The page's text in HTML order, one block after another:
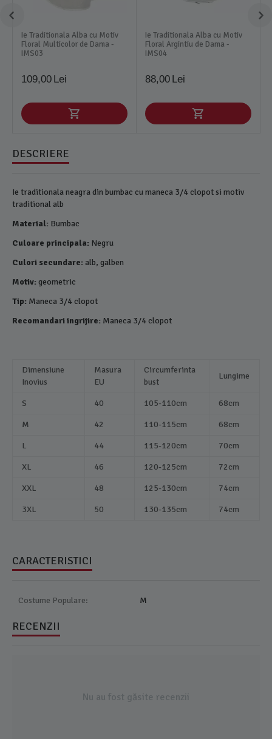
Ie Traditionala Alba cu Motiv
Floral Multicolor de Dama -
IMS03
109,00 Lei
Ie Traditionala Alba cu Motiv
Floral Argintiu de Dama -
IMS04
88,00 Lei
DESCRIERE
Ie traditionala neagra din bumbac cu maneca 3/4 clopot si motiv
traditional alb
Material: Bumbac
Culoare principala: Negru
Culori secundare: alb, galben
Motiv:geometric
Tip: Maneca 3/4 clopot
Recomandari ingrijire: Maneca 3/4 clopot
Dimensiune
Inovius
Masura
EU
Circumferinta
bust
Lungime
S 40 105-110cm 68cm
M 42 110-115cm 68cm
L 44 115-120cm 70cm
XL 46 120-125cm 72cm
XXL 48 125-130cm 74cm
3XL 50 130-135cm 74cm
CARACTERISTICI
Costume Populare: M
RECENZII
Nu au fost găsite recenzii